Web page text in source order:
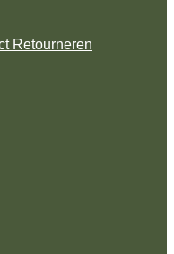
Retourneren